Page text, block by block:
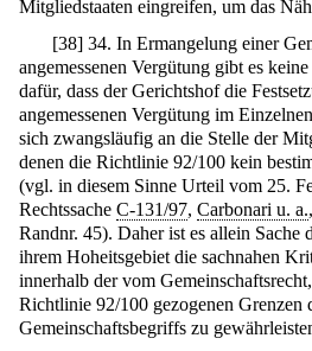
Mitgliedstaaten eingreifen, um das
[38] 34. In Ermangelung einer
angemessenen Vergütung gibt es
dafür, dass der Gerichtshof die
angemessenen Vergütung im
sich zwangsläufig an die Stelle der
denen die Richtlinie 92/100 kein
(vgl. in diesem Sinne Urteil vom 25.
Rechtssache C-131/97, Carbonari u. a.,
Randnr. 45). Daher ist es allein Sache
ihrem Hoheitsgebiet die sachnahen
innerhalb der vom
Richtlinie 92/100 gezogenen Grenzen
Gemeinschaftsbegriffs zu